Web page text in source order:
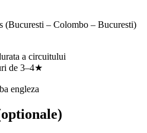
(Bucuresti – Colombo – Bucuresti)
a circuitului
de 3–4★
engleza